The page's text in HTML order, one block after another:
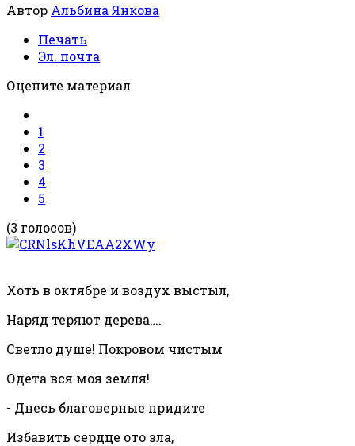
Автор Альбина Янкова
Печать
Эл. почта
Оцените материал
1
2
3
4
5
(3 голосов)
Хоть в октябре и воздух выстыл,
Наряд теряют дерева….
Светло душе! Покровом чистым
Одета вся моя земля!
- Днесь благоверные придите
Избавить сердце ото зла,